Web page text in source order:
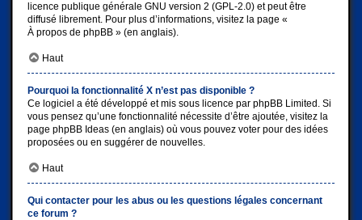
licence publique générale GNU version 2 (GPL-2.0) et peut être
diffusé librement. Pour plus d’informations, visitez la page «
À propos de phpBB » (en anglais).
Haut
Pourquoi la fonctionnalité X n’est pas disponible ?
Ce logiciel a été développé et mis sous licence par phpBB Limited. Si
vous pensez qu’une fonctionnalité nécessite d’être ajoutée, visitez la
page phpBB Ideas (en anglais) où vous pouvez voter pour des idées
proposées ou en suggérer de nouvelles.
Haut
Qui contacter pour les abus ou les questions légales concernant
ce forum ?